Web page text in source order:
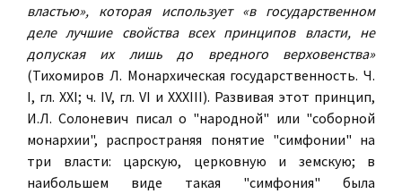
властью», которая использует «в государственном
деле лучшие свойства всех принципов власти, не
допуская их лишь до вредного верховенства»
(Тихомиров Л. Монархическая государственность. Ч.
I, гл. XXI; ч. IV, гл. VI и XXXIII). Развивая этот принцип,
И.Л. Солоневич писал о "народной" или "соборной
монархии", распространяя понятие "симфонии" на
три власти: царскую, церковную и земскую; в
наибольшем виде такая "симфония" была